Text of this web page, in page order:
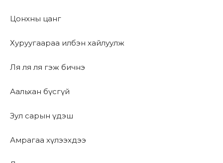
Цонхны цанг
Хуруугаараа илбэн хайлуулж
Ля ля ля гэж бичнэ
Аальхан бүсгүй
Зул сарын үдэш
Амрагаа хүлээхдээ